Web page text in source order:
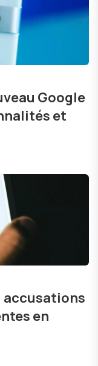
Google
et
accusations
en